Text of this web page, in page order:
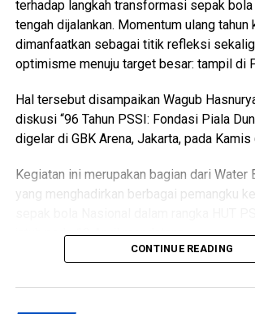
“Saya ucapkan selamat kepada Bapak
kali,” ujarnya.
Harapannya Taekwondo Kapuas
lebih giat lagi berlatih. Dimana di Porprov
emas saya wajibkan Kapuas minimal.
“Jadi bisa bareng-bareng dengan Kalteng
PON,” katanya. (Ujg/SB)
Bagikan ke
WhatsApp0 Facebook0
0
terhadap langkah transformasi sepak
tengah dijalankan. Momentum ulang tahun
dimanfaatkan sebagai titik refleksi
optimisme menuju target besar: tampil di
Hal tersebut disampaikan Wagub
diskusi “96 Tahun PSSI: Fondasi Piala
digelar di GBK Arena, Jakarta, pada
Kegiatan ini merupakan bagian dari Water
yang menghadirkan berbagai pemangku
jatuh pada 19 April mendatang.
nasional dalam beberapa tahun terakhir
CONTINUE READING